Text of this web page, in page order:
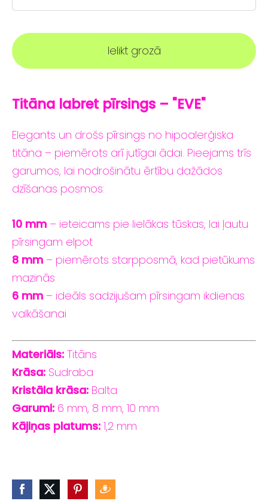
Ielikt grozā
Titāna labret pīrsings – "EVE"
Elegants un drošs pīrsings no hipoalerģiska
titāna – piemērots arījutīgai ādai. Pieejams trīs
garumos, lai nodrošinātu ērtību dažādos
dzīšanas posmos:
10 mm – ieteicams pie lielākas tūskas, lai ļautu
pīrsingam elpot
8 mm – piemērots starpposmā, kad pietūkums
mazinās
6 mm – ideāls sadzijušam pīrsingam ikdienas
valkāšanai
Materiāls: Titāns
Krāsa: Sudraba
Kristāla krāsa: Balta
Garumi: 6 mm, 8 mm, 10 mm
Kājiņas platums: 1,2 mm